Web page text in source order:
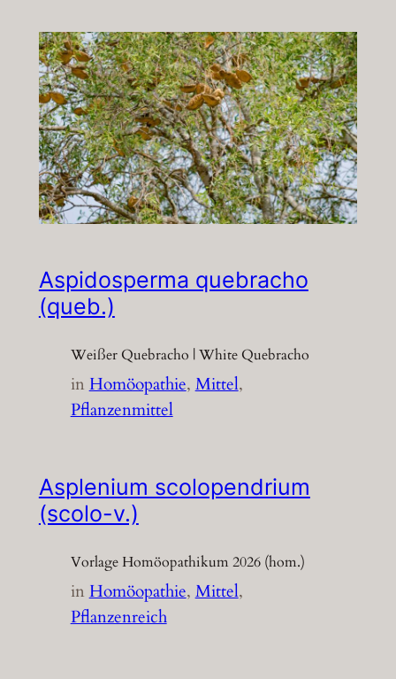
Aspidosperma quebracho
(queb.)
Weißer Quebracho | White Quebracho
inHomöopathie, Mittel
Pflanzenmittel
Asplenium scolopendrium
(scolo-v.)
Vorlage Homöopathikum 2026 (hom.)
inHomöopathie, Mittel
Pflanzenreich